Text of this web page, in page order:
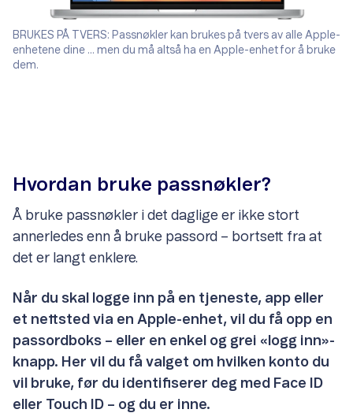
BRUKES PÅ TVERS: Passnøkler kan brukes på tvers av alle Apple-
enhetene dine ... men du må altså ha en Apple-enhet for å bruke
dem.
Hvordan bruke passnøkler?
Å bruke passnøkler i det daglige er ikke stort
annerledes enn å bruke passord – bortsett fra at
det er langt enklere.
Når du skal logge inn på en tjeneste, app eller
et nettsted via en Apple-enhet, vil du få opp en
passordboks – eller en enkel og grei «logg inn»-
knapp. Her vil du få valget om hvilken konto du
vil bruke, før du identifiserer deg med Face ID
eller Touch ID – og du er inne.